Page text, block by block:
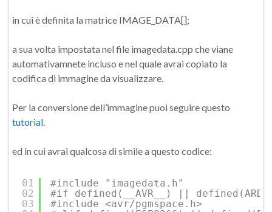
in cui è definita la matrice IMAGE_DATA[];
a sua volta impostata nel file imagedata.cpp che viane
automativamnete incluso e nel quale avrai copiato la
codifica di immagine da visualizzare.
Per la conversione dell’immagine puoi seguire questo
tutorial.
ed in cui avrai qualcosa di simile a questo codice:
01
02
03
#include "imagedata.h"
#if defined(__AVR__) ||
#include <avr/pgmspace.h>